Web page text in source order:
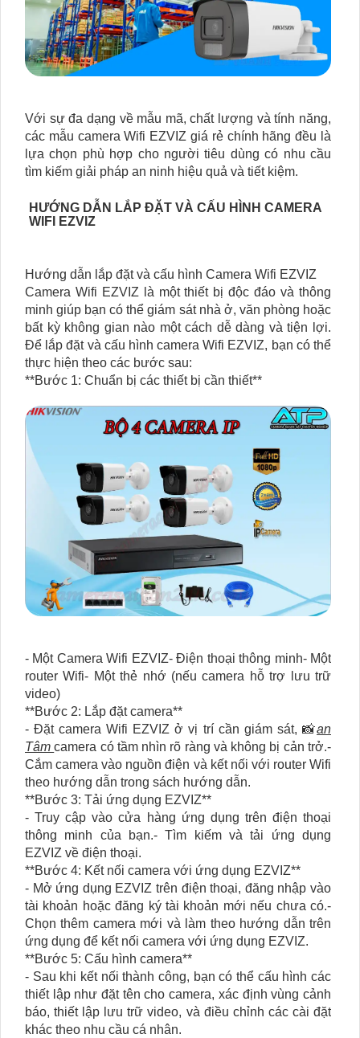
Với sự đa dạng về mẫu mã, chất lượng và tính năng,
các mẫu camera Wifi EZVIZ giá rẻ chính hãng đều là
lựa chọn phù hợp cho người tiêu dùng có nhu cầu
tìm kiếm giải pháp an ninh hiệu quả và tiết kiệm.
HƯỚNG DẪN LẮP ĐẶT VÀ CẤU HÌNH CAMERA
WIFI EZVIZ
Hướng dẫn lắp đặt và cấu hình Camera Wifi EZVIZ
Camera Wifi EZVIZ là một thiết bị độc đáo và thông
minh giúp bạn có thể giám sát nhà ở, văn phòng hoặc
bất kỳ không gian nào một cách dễ dàng và tiện lợi.
Để lắp đặt và cấu hình camera Wifi EZVIZ, bạn có thể
thực hiện theo các bước sau:
**Bước 1: Chuẩn bị các thiết bị cần thiết**
- Một Camera Wifi EZVIZ- Điện thoại thông minh- Một
router Wifi- Một thẻ nhớ (nếu camera hỗ trợ lưu trữ
video)
**Bước 2: Lắp đặt camera**
- Đặt camera Wifi EZVIZ ở vị trí cần giám sát, 📸an
Tâmcamera có tầm nhìn rõ ràng và không bị cản trở.-
Cắm camera vào nguồn điện và kết nối với router Wifi
theo hướng dẫn trong sách hướng dẫn.
**Bước 3: Tải ứng dụng EZVIZ**
- Truy cập vào cửa hàng ứng dụng trên điện thoại
thông minh của bạn.- Tìm kiếm và tải ứng dụng
EZVIZ về điện thoại.
**Bước 4: Kết nối camera với ứng dụng EZVIZ**
- Mở ứng dụng EZVIZ trên điện thoại, đăng nhập vào
tài khoản hoặc đăng ký tài khoản mới nếu chưa có.-
Chọn thêm camera mới và làm theo hướng dẫn trên
ứng dụng để kết nối camera với ứng dụng EZVIZ.
**Bước 5: Cấu hình camera**
- Sau khi kết nối thành công, bạn có thể cấu hình các
thiết lập như đặt tên cho camera, xác định vùng cảnh
báo, thiết lập lưu trữ video, và điều chỉnh các cài đặt
khác theo nhu cầu cá nhân.